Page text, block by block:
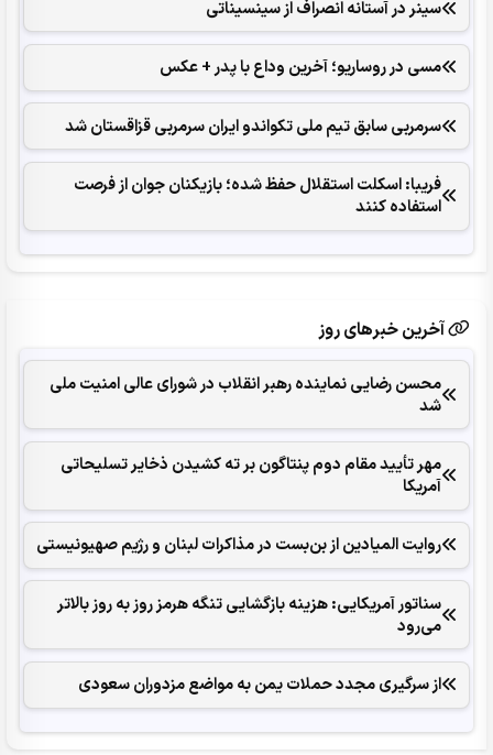
سینر در آستانه انصراف از سینسیناتی
مسی در روساریو؛ آخرین وداع با پدر + عکس
سرمربی سابق تیم ملی تکواندو ایران سرمربی قزاقستان شد
فریبا: اسکلت استقلال حفظ شده؛ بازیکنان جوان از فرصت
استفاده کنند
آخرین خبرهای روز
محسن رضایی نماینده رهبر انقلاب در شورای عالی امنیت ملی
شد
مهر تأیید مقام دوم پنتاگون بر ته کشیدن ذخایر تسلیحاتی
آمریکا
روایت المیادین از بن‌بست در مذاکرات لبنان و رژیم صهیونیستی
سناتور آمریکایی: هزینه بازگشایی تنگه هرمز روز به روز بالاتر
می‌رود
از سرگیری مجدد حملات یمن به مواضع مزدوران سعودی